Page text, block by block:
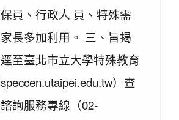
員、行政人 員、特殊需
長多加利用。 三、旨揭
至臺北市立大學特殊教育
）查
詢服務專線（02-